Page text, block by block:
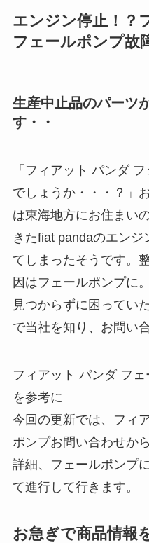
エンジン停止！
フェールポンプ故
生産中止品のパーツ
す・・
「フィアット パンダ
でしょうか・・・？」
は東海地方にお住まい
きたfiat pandaのエンジ
てしまったそうです。
因はフェールポンプに
見つからずに困ってい
で当社を知り、お問い
フィアット パンダ フ
を参考に
今回の更新では、フィ
ポンプお問い合わせか
詳細、フェールポンプ
て進行して行きます。
お急ぎで商品情報